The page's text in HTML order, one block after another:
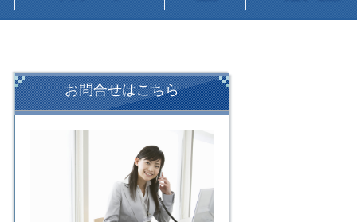
お問合せはこちら